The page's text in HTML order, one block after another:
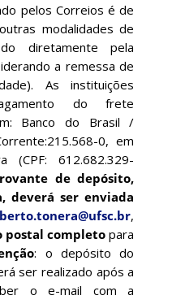
pelos Correios é de
modalidades de
diretamente pela
a remessa de
As instituições
do frete
Banco do Brasil /
0, em
(CPF: 612.682.329-
de depósito,
deverá ser enviada
,
postal completopara
: o depósito do
ser realizado após a
o e-mail com a